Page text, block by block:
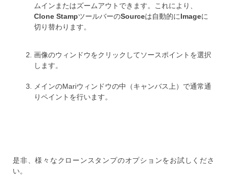
ムインまたはズームアウトできます。これにより、
Clone StampツールバーのSourceは自動的にImageに
切り替わります。
画像のウィンドウをクリックしてソースポイントを選択
します。
メインのMariウィンドウの中（キャンバス上）で通常通
りペイントを行います。
是非、様々なクローンスタンプのオプションをお試しくださ
い。